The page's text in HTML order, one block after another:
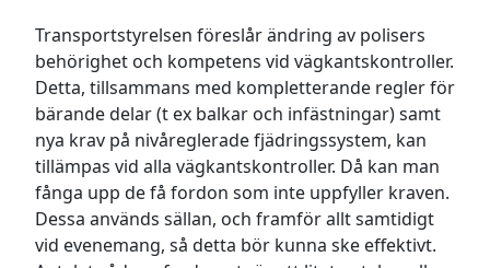
Transportstyrelsen föreslår ändring av polisers
behörighet och kompetens vid vägkantskontroller.
Detta, tillsammans med kompletterande regler för
bärande delar (t ex balkar och infästningar) samt
nya krav på nivåreglerade fjädringssystem, kan
tillämpas vid alla vägkantskontroller. Då kan man
fånga upp de få fordon som inte uppfyller kraven.
Dessa används sällan, och framför allt samtidigt
vid evenemang, så detta bör kunna ske effektivt.